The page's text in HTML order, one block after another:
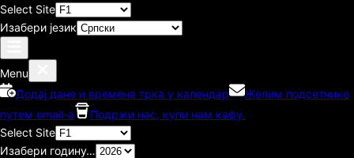
Select Site
Изабери језик
Menu
Додај дане и времена трка у календар
Желим подсетнике
путем email-а
Подржи нас, купи нам кафу.
Select Site
Изабери годину…